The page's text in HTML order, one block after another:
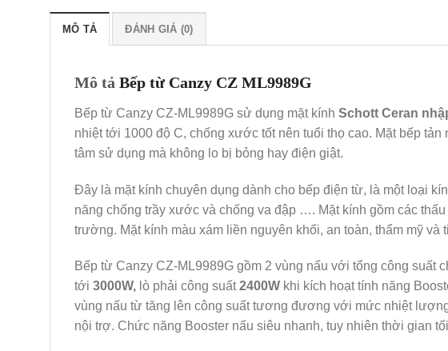
MÔ TẢ ĐÁNH GIÁ (0)
Mô tả Bếp từ Canzy CZ ML9989G
Bếp từ Canzy CZ-ML9989G sử dụng mặt kính Schott Ceran
nhiệt tới 1000 độ C, chống xước tốt nên tuổi thọ cao. Mặt bếp
tâm sử dụng mà không lo bị bỏng hay điện giật.
Đây là mặt kính chuyên dụng dành cho bếp điện từ, là một loại
năng chống trầy xước và chống va đập …. Mặt kính gồm các
trường. Mặt kính màu xám liền nguyên khối, an toàn, thẩm mỹ và
Bếp từ Canzy CZ-ML9989G gồm 2 vùng nấu với tổng công suất
tới 3000W, lò phải công suất2400W khi kích hoạt tính năng
vùng nấu từ tăng lên công suất tương đương với mức nhiệt
nội trợ. Chức năng Booster nấu siêu nhanh, tuy nhiên thời gian